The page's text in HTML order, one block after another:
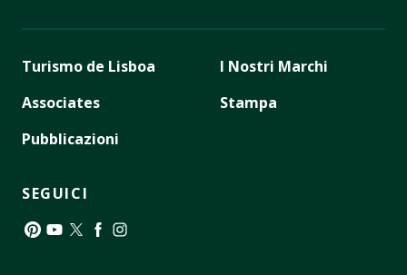
Turismo de Lisboa
Associates
Pubblicazioni
I Nostri Marchi
Stampa
SEGUICI